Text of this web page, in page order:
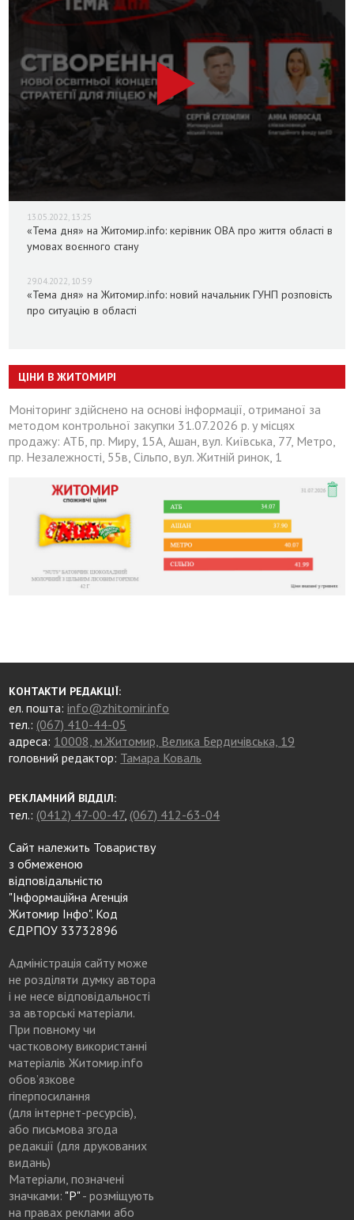
13.05.2022, 13:25
«Тема дня» на Житомир.info: керівник ОВА про життя області в
умовах воєнного стану
29.04.2022, 10:59
«Тема дня» на Житомир.info: новий начальник ГУНП розповість
про ситуацію в області
ЦІНИ В ЖИТОМИРІ
Моніторинг здійснено на основі інформації, отриманої за
методом контрольної закупки 31.07.2026 р. у місцях
продажу: АТБ, пр. Миру, 15А, Ашан, вул. Київська, 77, Метро,
пр. Незалежності, 55в, Сільпо, вул. Житній ринок, 1
КОНТАКТИ РЕДАКЦІЇ:
ел. пошта:info@zhitomir.info
тел.: (067) 410-44-05
адреса: 10008, м.Житомир, Велика Бердичівська, 19
головний редактор: Тамара Коваль
РЕКЛАМНИЙ ВІДДІЛ:
тел.: (0412) 47-00-47, (067) 412-63-04
Сайт належить Товариству
з обмеженою
відповідальністю
"Інформаційна Агенція
Житомир Інфо". Код
ЄДРПОУ 33732896
Адміністрація сайту може
не розділяти думку автора
і не несе відповідальності
за авторські матеріали.
При повному чи
частковому використанні
матеріалів Житомир.info
обов’язкове
гіперпосилання
(для інтернет-ресурсів),
або письмова згода
редакції (для друкованих
видань)
Матеріали, позначені
значками: "Р"- розміщують
на правах реклами або